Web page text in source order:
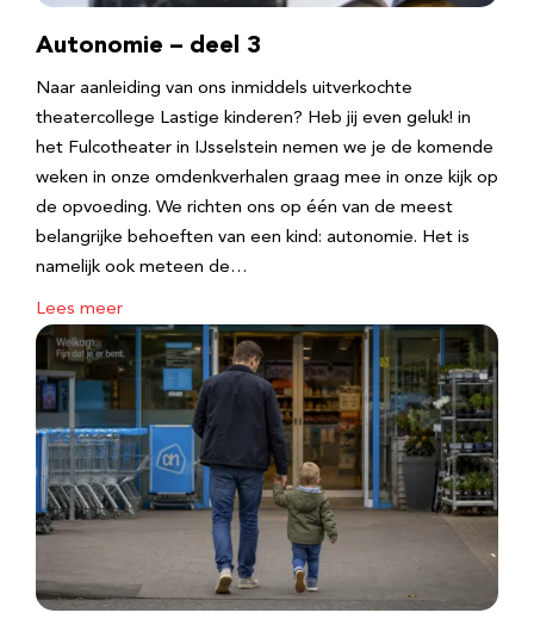
Autonomie – deel 3
Naar aanleiding van ons inmiddels uitverkochte
theatercollege Lastige kinderen? Heb jij even geluk! in
het Fulcotheater in IJsselstein nemen we je de komende
weken in onze omdenkverhalen graag mee in onze kijk op
de opvoeding. We richten ons op één van de meest
belangrijke behoeften van een kind: autonomie. Het is
namelijk ook meteen de…
Lees meer